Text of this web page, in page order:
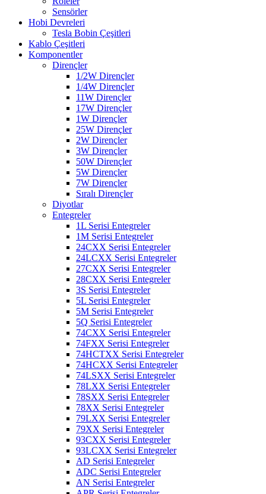
Sensörler
Hobi Devreleri
Tesla Bobin Çeşitleri
Kablo Çeşitleri
Komponentler
Dirençler
1/2W Dirençler
1/4W Dirençler
11W Dirençler
17W Dirençler
1W Dirençler
25W Dirençler
2W Dirençler
3W Dirençler
50W Dirençler
5W Dirençler
7W Dirençler
Sıralı Dirençler
Diyotlar
Entegreler
1L Serisi Entegreler
1M Serisi Entegreler
24CXX Serisi Entegreler
24LCXX Serisi Entegreler
27CXX Serisi Entegreler
28CXX Serisi Entegreler
3S Serisi Entegreler
5L Serisi Entegreler
5M Serisi Entegreler
5Q Serisi Entegreler
74CXX Serisi Entegreler
74FXX Serisi Entegreler
74HCTXX Serisi Entegreler
74HCXX Serisi Entegreler
74LSXX Serisi Entegreler
78LXX Serisi Entegreler
78SXX Serisi Entegreler
78XX Serisi Entegreler
79LXX Serisi Entegreler
79XX Serisi Entegreler
93CXX Serisi Entegreler
93LCXX Serisi Entegreler
AD Serisi Entegreler
ADC Serisi Entegreler
AN Serisi Entegreler